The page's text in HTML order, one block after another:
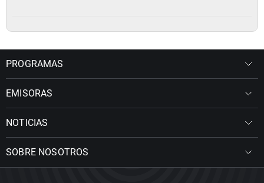
PROGRAMAS
EMISORAS
NOTICIAS
SOBRE NOSOTROS